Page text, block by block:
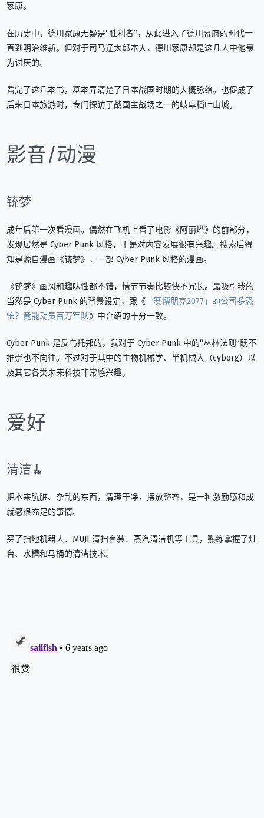
家康。
在历史中，德川家康无疑是“胜利者”，从此进入了德川幕府的时代一
直到明治维新。但对于司马辽太郎本人，德川家康却是这几人中他最
为讨厌的。
看完了这几本书，基本弄清楚了日本战国时期的大概脉络。也促成了
后来日本旅游时，专门探访了战国主战场之一的岐阜稻叶山城。
影音/动漫
铳梦
成年后第一次看漫画。偶然在飞机上看了电影《阿丽塔》的前部分，
发现居然是 Cyber Punk 风格，于是对内容发展很有兴趣。搜索后得
知是源自漫画《铳梦》，一部 Cyber Punk 风格的漫画。
《铳梦》画风和趣味性都不错，情节节奏比较快不冗长。最吸引我的
当然是 Cyber Punk 的背景设定，跟《 「赛博朋克2077」的公司多恐
怖？竟能动员百万军队》中介绍的十分一致。
Cyber Punk 是反乌托邦的，我对于 Cyber Punk 中的“丛林法则”既不
推崇也不向往。不过对于其中的生物机械学、半机械人（cyborg）以
及其它各类未来科技非常感兴趣。
爱好
清洁🧹
把本来肮脏、杂乱的东西，清理干净，摆放整齐，是一种激励感和成
就感很充足的事情。
买了扫地机器人、MUJI 清扫套装、蒸汽清洁机等工具，熟练掌握了灶
台、水槽和马桶的清洁技术。